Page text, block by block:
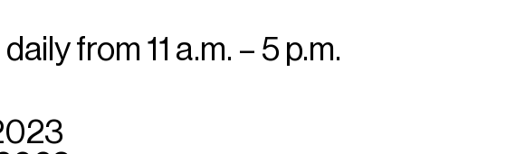
from 11 a.m. – 5 p.m.